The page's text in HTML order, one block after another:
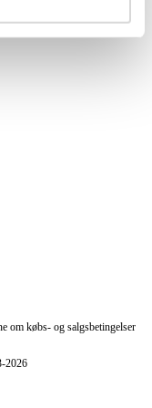
om købs- og salgsbetingelser
2026